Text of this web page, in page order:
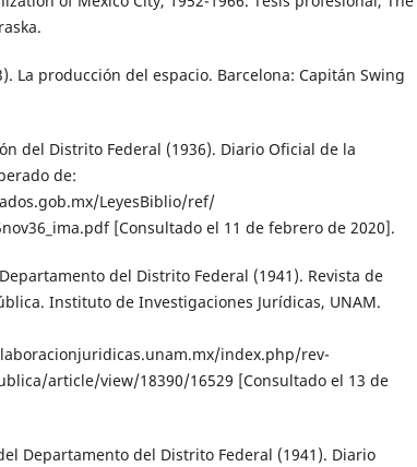
La producción del espacio. Barcelona: Capitán Swing
del Distrito Federal (1936). Diario Oficial de la
de:
LeyesBiblio/ref/
[Consultado el 11 de febrero de 2020].
del Distrito Federal (1941). Revista de
Instituto de Investigaciones Jurídicas, UNAM.
index.php/rev-
article/view/18390/16529 [Consultado el 13 de
Departamento del Distrito Federal (1941). Diario